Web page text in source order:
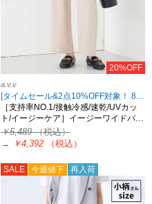
20%OFF
a.v.v
[タイムセール&2点10%OFF対象！ 8/18 8:59まで]
［支持率NO.1/接触冷感/速乾/UVカッ
ト/イージーケア］イージーワイドパ…
￥5,489（税込）
→
￥4,392 （税込）
SALE 今週値下 再入荷